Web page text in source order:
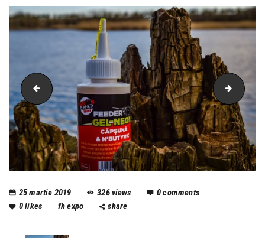
snz snz (2)
25 martie 2019 326views 0comments
0likes fh expo share